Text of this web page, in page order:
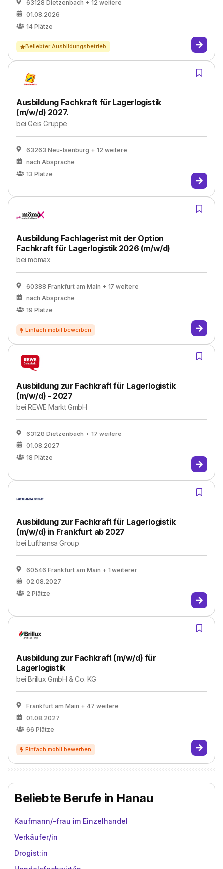
63128 Dietzenbach + 12 weitere
01.08.2026
14 Plätze
Beliebter Ausbildungsbetrieb
Ausbildung Fachkraft für Lagerlogistik
(m/w/d) 2027.
beiGeis Gruppe
63263 Neu-Isenburg + 12 weitere
nach Absprache
13 Plätze
Ausbildung Fachlagerist mit der Option
Fachkraft für Lagerlogistik 2026 (m/w/d)
beimömax
60388 Frankfurt am Main + 17 weitere
nach Absprache
19 Plätze
Ausbildung zur Fachkraft für Lagerlogistik
(m/w/d) - 2027
beiREWE Markt GmbH
63128 Dietzenbach + 17 weitere
01.08.2027
18 Plätze
Ausbildung zur Fachkraft für Lagerlogistik
(m/w/d) in Frankfurt ab 2027
beiLufthansa Group
60546 Frankfurt am Main + 1 weiterer
02.08.2027
2 Plätze
Ausbildung zur Fachkraft (m/w/d) für
Lagerlogistik
beiBrillux GmbH & Co. KG
Frankfurt am Main + 47 weitere
01.08.2027
66 Plätze
Beliebte Berufe in Hanau
Kaufmann/-frau im Einzelhandel
Verkäufer/in
Drogist:in